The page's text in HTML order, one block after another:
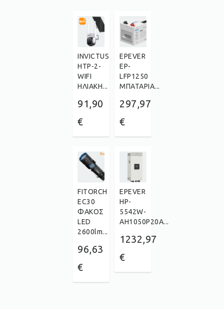
INVICTUS
HTP-2-
WIFI
ΗΛΙΑΚΗ...
91,90
€
EPEVER
EP-
LFP1250
ΜΠΑΤΑΡΙΑ...
297,97
€
FITORCH
EC30
ΦΑΚΟΣ
LED
2600lm...
96,63
€
EPEVER
HP-
5542W-
AH1050P20A...
1232,97
€